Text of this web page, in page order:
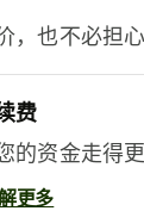
，也不必担
费
的资金走得更
更多